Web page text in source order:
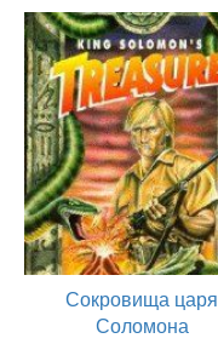
Сокровища царя
Соломона